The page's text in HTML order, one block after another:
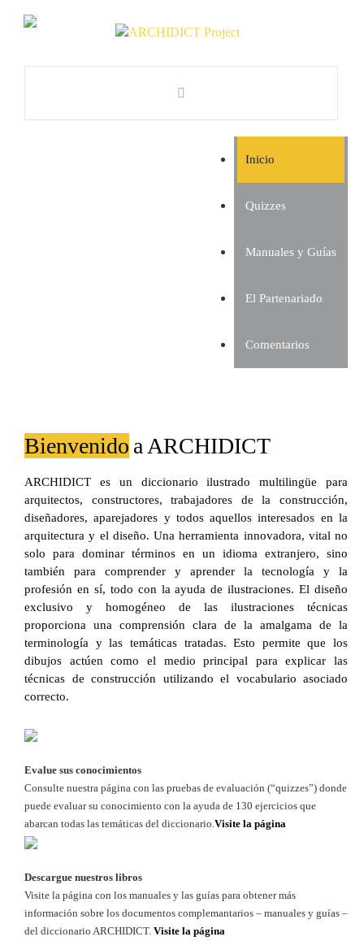
Inicio
Quizzes
Manuales y Guías
El Partenariado
Comentarios
Bienvenido a ARCHIDICT
ARCHIDICT es un diccionario ilustrado multilingüe para
arquitectos, constructores, trabajadores de la construcción,
diseñadores, aparejadores y todos aquellos interesados en la
arquitectura y el diseño. Una herramienta innovadora, vital no
solo para dominar términos en un idioma extranjero, sino
también para comprender y aprender la tecnología y la
profesión en sí, todo con la ayuda de ilustraciones. El diseño
exclusivo y homogéneo de las ilustraciones técnicas
proporciona una comprensión clara de la amalgama de la
terminología y las temáticas tratadas. Esto permite que los
dibujos actúen como el medio principal para explicar las
técnicas de construcción utilizando el vocabulario asociado
correcto.
Evalue sus conocimientos
Consulte nuestra página con las pruebas de evaluación (“quizzes”) donde
puede evaluar su conocimiento con la ayuda de 130 ejercicios que
abarcan todas las temáticas del diccionario. Visite la página
Descargue nuestros libros
Visite la página con los manuales y las guías para obtener más
información sobre los documentos complemantarios – manuales y guías –
del diccionario ARCHIDICT. Visite la página